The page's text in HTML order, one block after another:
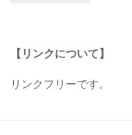
【リンクについて】
リンクフリーです。